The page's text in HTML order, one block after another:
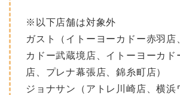
※以下店舗は対象外
ガスト（イトーヨーカドー赤羽店
カドー武蔵境店、イトーヨーカド
店、プレナ幕張店、錦糸町店）
ジョナサン（アトレ川崎店、横浜